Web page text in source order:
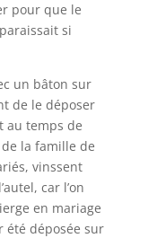
pour que le
si
un bâton sur
de le déposer
au temps de
la famille de
vinssent
car l’on
en mariage
été déposée sur